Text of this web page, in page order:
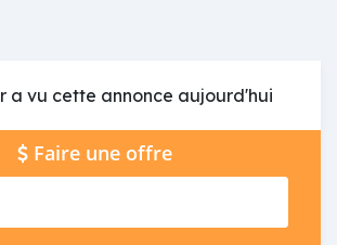
a vu cette annonce aujourd'hui
Faire une offre